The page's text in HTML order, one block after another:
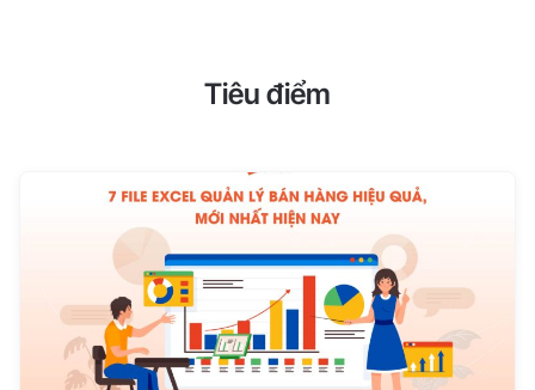
Tiêu điểm